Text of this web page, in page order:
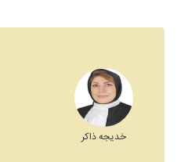
خدیجه ذاکر